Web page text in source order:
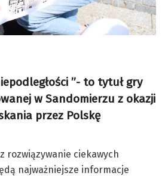
”- to tytuł gry
w Sandomierzu z okazji
przez Polskę
rozwiązywanie ciekawych
najważniejsze informacje